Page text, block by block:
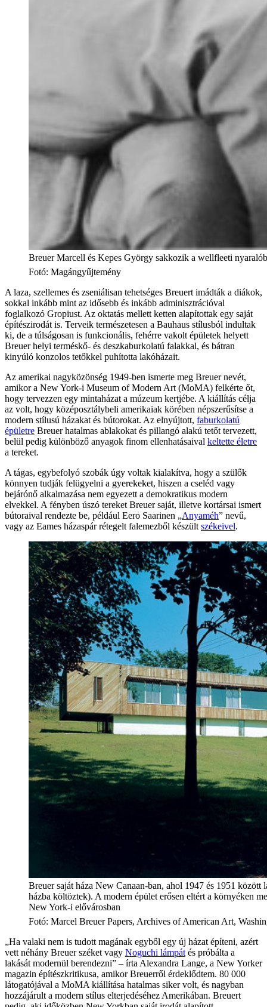
Breuer Marcell és Kepes György sakkozik a wellfleeti
Fotó: Magángyűjtemény
A laza, szellemes és zseniálisan tehetséges Breuert imádták a diákok,
sokkal inkább mint az idősebb és inkább adminisztrációval
foglalkozó Gropiust. Az oktatás mellett ketten alapítottak egy saját
építészirodát is. Terveik természetesen a Bauhaus stílusból indultak
ki, de a túlságosan is funkcionális, fehérre vakolt épületek helyett
Breuer helyi terméskő- és deszkaburkolatú falakkal, és bátran
kinyúló konzolos tetőkkel puhította lakóházait.
Az amerikai nagyközönség 1949-ben ismerte meg Breuer nevét,
amikor a New York-i Museum of Modern Art (MoMA) felkérte őt,
hogy tervezzen egy mintaházat a múzeum kertjébe. A kiállítás célja
az volt, hogy középosztálybeli amerikaiak körében népszerűsítse a
modern stílusú házakat és bútorokat. Az elnyújtott, faburkolatú
épületre Breuer hatalmas ablakokat és pillangó alakú tetőt tervezett,
belül pedig különböző anyagok finom ellenhatásaival keltette életre
a tereket.
A tágas, egybefolyó szobák úgy voltak kialakítva, hogy a szülők
könnyen tudják felügyelni a gyerekeket, hiszen a cseléd vagy
bejárónő alkalmazása nem egyezett a demokratikus modern
elvekkel. A fényben úszó tereket Breuer saját, illetve kortársai ismert
bútoraival rendezte be, például Eero Saarinen „Anyaméh” nevű,
vagy az Eames házaspár rétegelt falemezből készült székeivel.
Breuer saját háza New Canaan-ban, ahol 1947 és 1951
házba költöztek). A modern épület erősen eltért a környéken
New York-i elővárosban
Fotó: Marcel Breuer Papers, Archives of American Art,
„Ha valaki nem is tudott magának egyből egy új házat építeni, azért
vett néhány Breuer széket vagy Noguchi lámpát és próbálta a
lakását modernül berendezni” – írta Alexandra Lange, a New Yorker
magazin építészkritikusa, amikor Breuerről érdeklődtem. 80 000
látogatójával a MoMA kiállítása hatalmas siker volt, és nagyban
hozzájárult a modern stílus elterjedéséhez Amerikában. Breuert